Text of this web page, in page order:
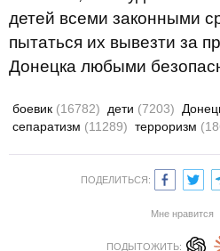
детей всеми законными
пытаться их вывезти за
Донецка любыми
боевик (16782) дети (7203)
сепаратизм (11289) терроризм
ПОДЕЛИТЬСЯ:
Мне нравится
ПОДЫТОЖИТЬ: